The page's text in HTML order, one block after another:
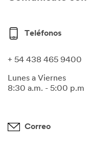
Teléfonos
+ 54 438 465 9400
Lunes a Viernes
8:30 a.m. - 5:00 p.m
Correo